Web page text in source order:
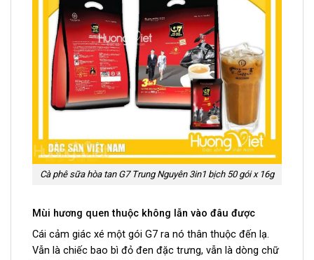
Cà phê sữa hòa tan G7 Trung Nguyên 3in1 bịch 50 gói x 16g
Mùi hương quen thuộc không lẫn vào đâu được
Cái cảm giác xé một gói G7 ra nó thân thuộc đến lạ.
Vẫn là chiếc bao bì đỏ đen đặc trưng, vẫn là dòng chữ